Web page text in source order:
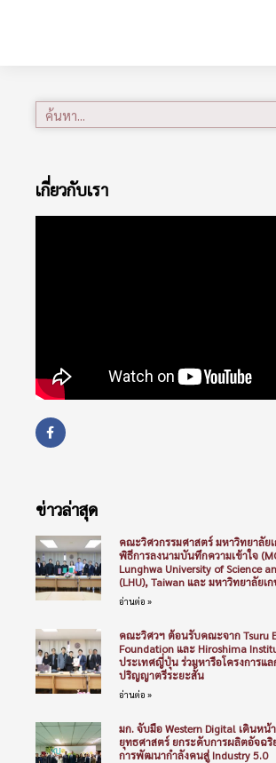
เกี่ยวกับเรา
ข่าวล่าสุด
คณะวิศวกรรมศาสตร์ มหาวิทยาลัย
พิธีการลงนามบันทึกความเข้าใจ
Lunghwa University of Science
(LHU), Taiwan และ มหาวิทยาลัยเ
อ่านต่อ »
คณะวิศวฯ ต้อนรับคณะจาก Tsuru
Foundation และ Hiroshima
ประเทศญี่ปุ่น ร่วมหารือโครงการแ
ปริญญาตรีระยะสั้น
อ่านต่อ »
มก. จับมือ Western Digital เดินหน้
ยุทธศาสตร์ ยกระดับการผลิตอัจฉ
การพัฒนากำลังคนสู่ Industry 5.0